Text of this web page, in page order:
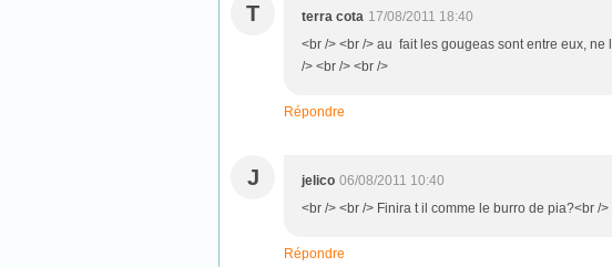
T terra cota 17/08/2011 18:40
<br /> <br /> au fait les gougeas sont entre eux,
/> <br /> <br />
Répondre
J jelico 06/08/2011 10:40
<br /> <br /> Finira t il comme le burro de pia?<br />
Répondre